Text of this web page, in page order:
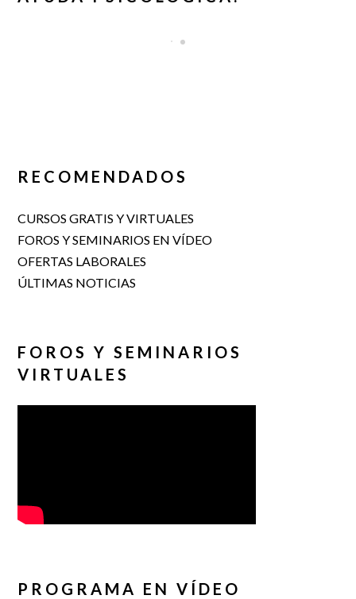
RECOMENDADOS
CURSOS GRATIS Y VIRTUALES
FOROS Y SEMINARIOS EN VÍDEO
OFERTAS LABORALES
ÚLTIMAS NOTICIAS
FOROS Y SEMINARIOS
VIRTUALES
PROGRAMA EN VÍDEO